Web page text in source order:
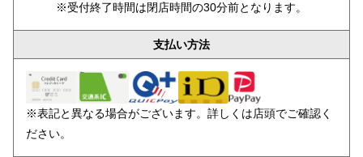
※受付終了時間は閉店時間の30分前となります。
支払い方法
※表記と異なる場合がございます。詳しくは店頭でご確認く
ださい。